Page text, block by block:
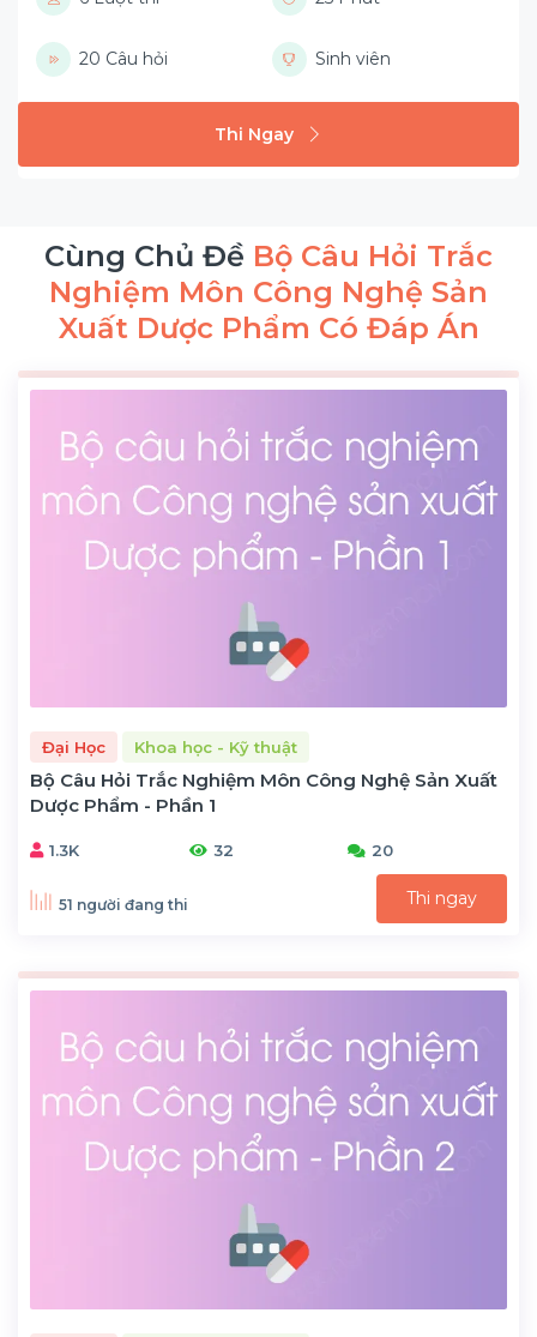
20 Câu hỏi Sinh viên
Thi Ngay
Cùng Chủ Đề Bộ Câu Hỏi Trắc
Nghiệm Môn Công Nghệ Sản
Xuất Dược Phẩm Có Đáp Án
Đại Học Khoa học - Kỹ thuật
Bộ Câu Hỏi Trắc Nghiệm Môn Công Nghệ Sản Xuất
Dược Phẩm - Phần 1
1.3K 32 20
51 người đang thi Thi ngay